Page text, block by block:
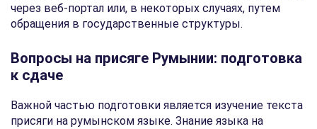
через веб-портал или, в некоторых случаях, путем
обращения в государственные структуры.
Вопросы на присяге Румынии: подготовка
к сдаче
Важной частью подготовки является изучение текста
присяги на румынском языке. Знание языка на